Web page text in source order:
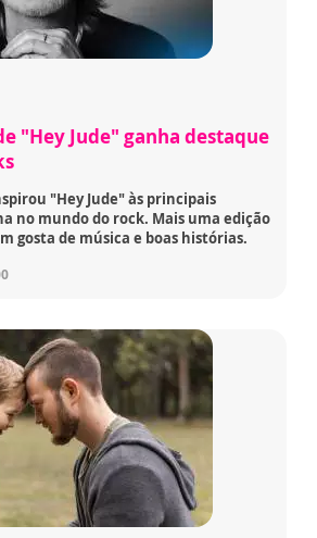
"Hey Jude" ganha destaque
"Hey Jude" às principais
no mundo do rock. Mais uma edição
gosta de música e boas histórias.